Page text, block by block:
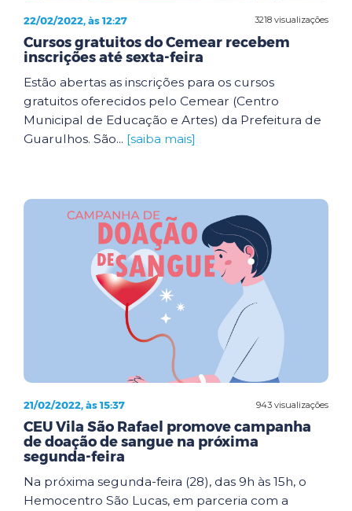
3218 visualizações
22/02/2022, às 12:27
Cursos gratuitos do Cemear recebem
inscrições até sexta-feira
Estão abertas as inscrições para os cursos
gratuitos oferecidos pelo Cemear (Centro
Municipal de Educação e Artes) da Prefeitura de
Guarulhos. São... [saiba mais]
943 visualizações
21/02/2022, às 15:37
CEU Vila São Rafael promove campanha
de doação de sangue na próxima
segunda-feira
Na próxima segunda-feira (28), das 9h às 15h, o
Hemocentro São Lucas, em parceria com a